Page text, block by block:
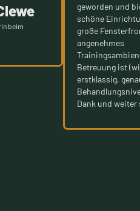
beim
geworden und
schöne
große
angenehmes
Betreuung ist
erstklassig,
Dank und weiter